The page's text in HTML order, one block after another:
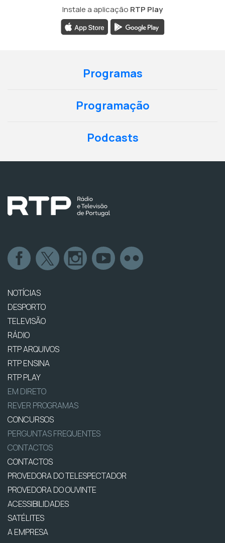
Instale a aplicação RTP Play
Programas
Programação
Podcasts
NOTÍCIAS
DESPORTO
TELEVISÃO
RÁDIO
RTP ARQUIVOS
RTP ENSINA
RTP PLAY
EM DIRETO
REVER PROGRAMAS
CONCURSOS
PERGUNTAS FREQUENTES
CONTACTOS
CONTACTOS
PROVEDORA DO TELESPECTADOR
PROVEDORA DO OUVINTE
ACESSIBILIDADES
SATÉLITES
A EMPRESA